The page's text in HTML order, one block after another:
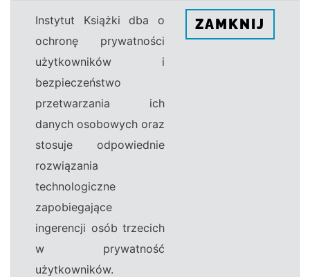
Instytut Książki dba o
ochronę prywatności
użytkowników i
bezpieczeństwo
przetwarzania ich
danych osobowych oraz
stosuje odpowiednie
rozwiązania
technologiczne
zapobiegające
ingerencji osób trzecich
w prywatność
użytkowników.
ZAMKNIJ